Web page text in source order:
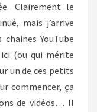
Clairement le
mais j’arrive
YouTube
(ou qui mérite
un de ces petits
commencer, ça
de vidéos… Il